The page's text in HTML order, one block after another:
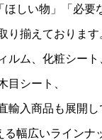
しい物」「必要
り揃えております
ルム、化粧シー
目シート、
輸入商品も展開し
幅広いラインナ